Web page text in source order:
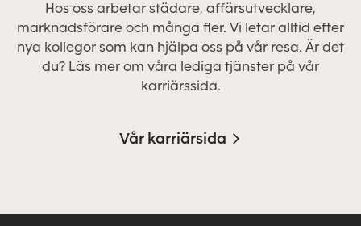
Hos oss arbetar städare, affärsutvecklare,
marknadsförare och många fler. Vi letar alltid efter
nya kollegor som kan hjälpa oss på vår resa. Är det
du? Läs mer om våra lediga tjänster på vår
karriärssida.
Vår karriärsida